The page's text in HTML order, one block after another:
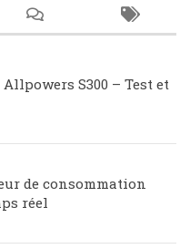
S300 – Test et
de consommation
réel